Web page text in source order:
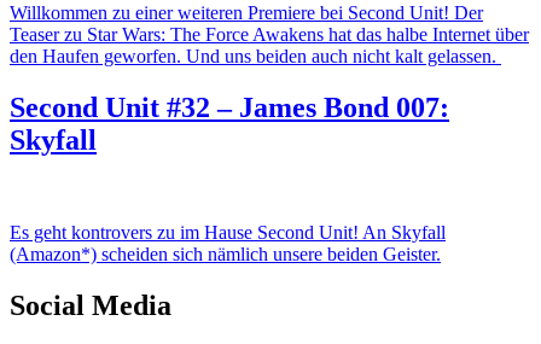
Willkommen zu einer weiteren Premiere bei Second Unit! Der
Teaser zu Star Wars: The Force Awakens hat das halbe Internet über
den Haufen geworfen. Und uns beiden auch nicht kalt gelassen.
Second Unit #32 – James Bond 007:
Skyfall
Es geht kontrovers zu im Hause Second Unit! An Skyfall
(Amazon*) scheiden sich nämlich unsere beiden Geister.
Social Media